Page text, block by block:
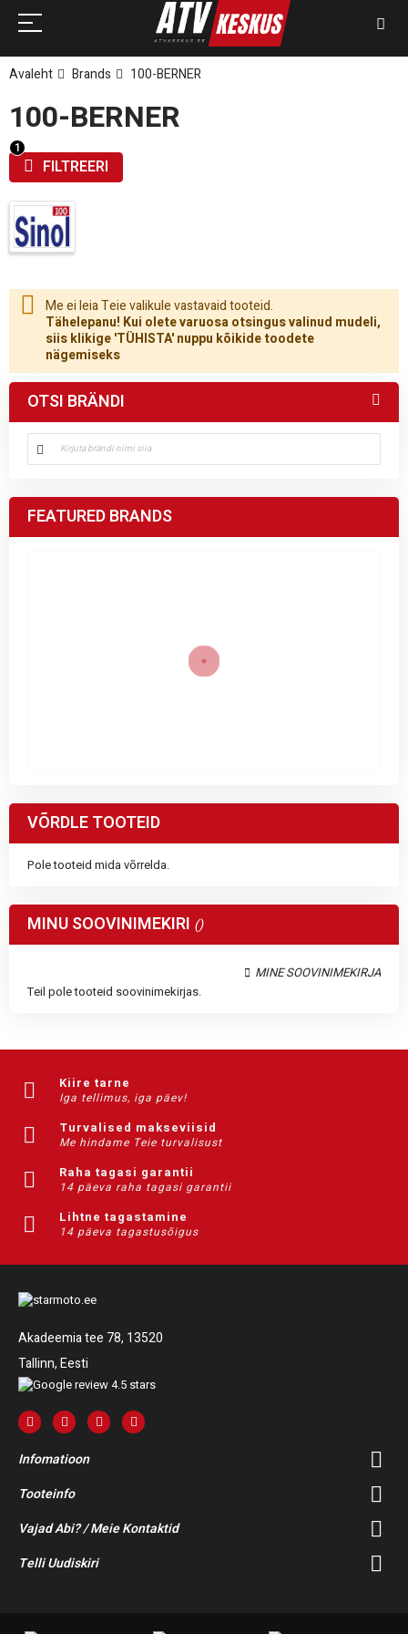
Avaleht Brands 100-BERNER
100-BERNER
Me ei leia Teie valikule vastavaid tooteid.
Tähelepanu! Kui olete varuosa otsingus valinud mudeli,
siis klikige 'TÜHISTA' nuppu kõikide toodete
nägemiseks
FILTREERI
OTSI BRÄNDI
FEATURED BRANDS
VÕRDLE TOOTEID
Pole tooteid mida võrrelda.
MINU SOOVINIMEKIRI
MINE SOOVINIMEKIRJA
Teil pole tooteid soovinimekirjas.
Kiire tarne
Iga tellimus, iga päev!
Turvalised makseviisid
Me hindame Teie turvalisust
Raha tagasi garantii
14 päeva raha tagasi garantii
Lihtne tagastamine
14 päeva tagastusõigus
Akadeemia tee 78, 13520
Tallinn, Eesti
Infomatioon
Tooteinfo
Vajad Abi? / Meie Kontaktid
Telli Uudiskiri